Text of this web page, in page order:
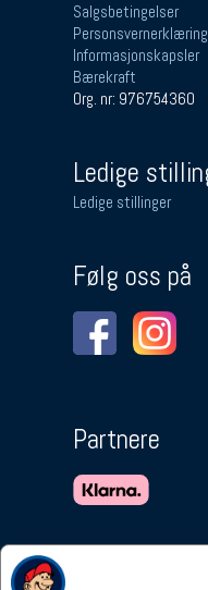
Salgsbetingelser
Personsvernerklæring
Informasjonskapsler
Bærekraft
Org. nr: 976754360
Ledige
Ledige stillinger
Følg oss på
Partnere